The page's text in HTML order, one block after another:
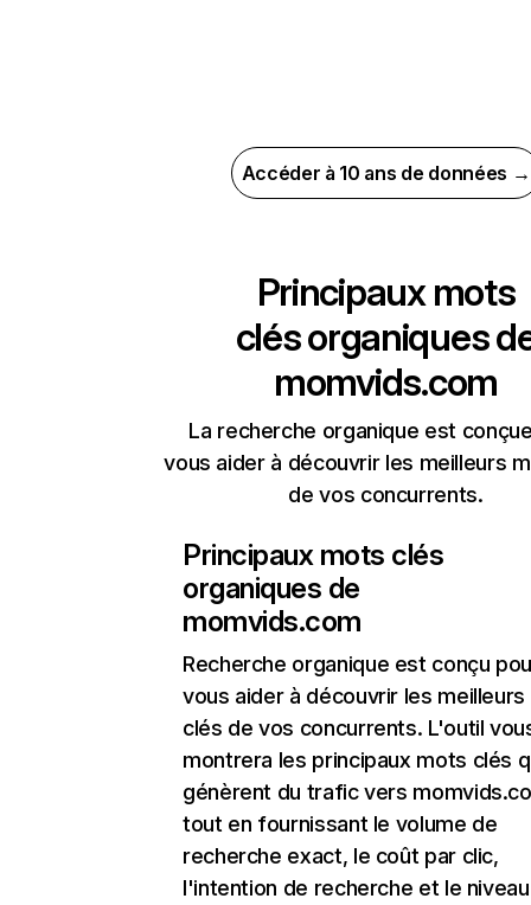
Accéder à 10 ans de données →
Principaux mots
clés organiques
momvids.com
La recherche organique est
vous aider à découvrir les meilleurs
de vos concurrents.
Principaux mots clés
organiques de
momvids.com
Recherche organique est conçu
vous aider à découvrir les
clés de vos concurrents. L'outil
montrera les principaux mots clés
génèrent du trafic vers
tout en fournissant le volume de
recherche exact, le coût par clic,
l'intention de recherche et le